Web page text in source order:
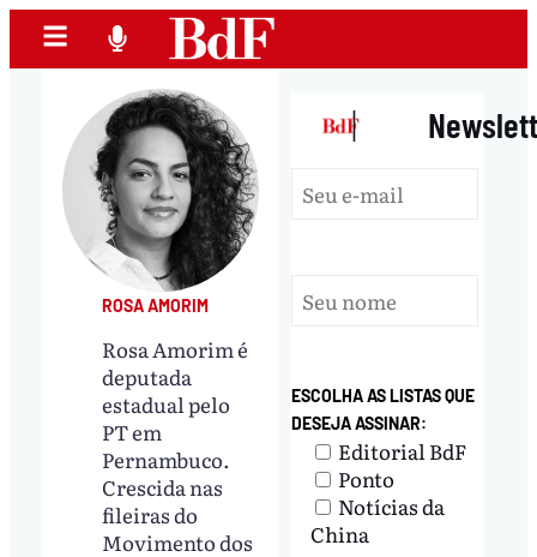
ROSA AMORIM
Rosa Amorim é
deputada
estadual pelo
PT em
Pernambuco.
Crescida nas
fileiras do
Movimento dos
|
ESCOLHA AS LISTAS QUE
DESEJA ASSINAR:
Editorial BdF
Ponto
Notícias da
China